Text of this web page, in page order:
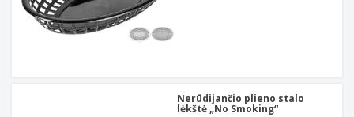
Nerūdijančio plieno stalo
lėkštė „No Smoking“